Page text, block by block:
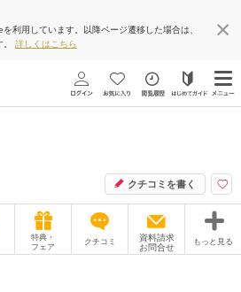
利用しています。以降ページ遷移した場合は、
。 詳しくはこちら
クチコミを書く
特典・
フェア
クチコミ
資料請求
お問合せ
もっと見る